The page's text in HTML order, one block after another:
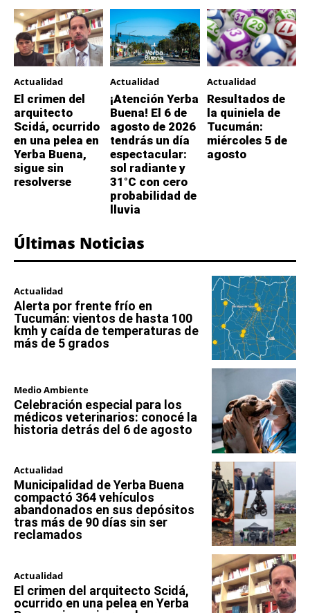
Actualidad
El crimen del
arquitecto
Scidá, ocurrido
en una pelea en
Yerba Buena,
sigue sin
resolverse
Actualidad
¡Atención Yerba
Buena! El 6 de
agosto de 2026
tendrás un día
espectacular:
sol radiante y
31°C con cero
probabilidad de
lluvia
Actualidad
Resultados de
la quiniela de
Tucumán:
miércoles 5 de
agosto
Últimas Noticias
Actualidad
Alerta por frente frío en
Tucumán: vientos de hasta 100
kmh y caída de temperaturas de
más de 5 grados
Medio Ambiente
Celebración especial para los
médicos veterinarios: conocé la
historia detrás del 6 de agosto
Actualidad
Municipalidad de Yerba Buena
compactó 364 vehículos
abandonados en sus depósitos
tras más de 90 días sin ser
reclamados
Actualidad
El crimen del arquitecto Scidá,
ocurrido en una pelea en Yerba